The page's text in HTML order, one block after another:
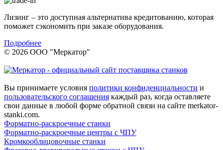
Лизинг – это доступная альтернатива кредитованию, которая
поможет сэкономить при заказе оборудования.
Подробнее
© 2026 ООО "Меркатор"
Вы принимаете условия политики конфиденциальности и
пользовательского соглашения каждый раз, когда оставляете
свои данные в любой форме обратной связи на сайте merkator-
stanki.com.
Форматно-раскроечные станки
Форматно-раскроечные центры с ЧПУ
Кромкооблицовочные cтанки